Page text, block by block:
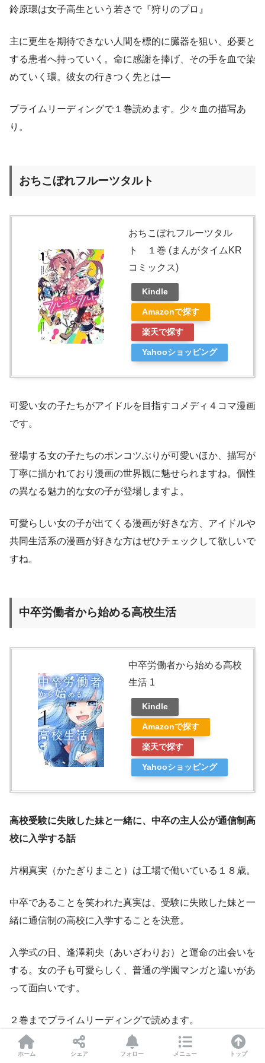
鈴原環は女子高生という若さで『狩りのプロ』
主に更生を期待できない人間を標的に臓器を狙い、必要と
する患者へ持っていく。命に感謝を捧げ、その手を血で染
めていく環。彼女の行きつく先とは―
プライムリーディングで１巻読めます。少々血の描写あ
り。
おちこぼれフルーツタルト
おちこぼれフルーツタル
ト １巻 (まんがタイムKR
コミックス)
Kindle
Amazonで探す
楽天で探す
Yahooショッピング
可愛い女の子たちがアイドルを目指すコメディ４コマ漫画
です。
登場する女の子たちのポンコツぶりが可愛いほか、描写が
丁寧に描かれており漫画の世界観に魅せられますね。個性
の異なる魅力的な女の子が登場しますよ。
可愛らしい女の子が出てくる漫画が好きな方、アイドルや
共同生活系の漫画が好きな方はぜひチェックして欲しいで
すね。
中卒労働者から始める高校生活
中卒労働者から始める高校
生活 1
Kindle
Amazonで探す
楽天で探す
Yahooショッピング
高校受験に失敗した妹と一緒に、中卒の主人公が通信制高
校に入学する話
片桐真実（かたぎりまこと）は工場で働いている１８歳。
中卒であることを笑われた真実は、受験に失敗した妹と一
緒に通信制の高校に入学することを決意。
入学式の日、逢澤莉央（あいざわりお）と運命の出会いを
する。女の子も可愛らしく、普通の学園マンガと違いがあ
って面白いです。
２巻までプライムリーディングで読めます。
ホーム シェア フォロー メニュー トップ